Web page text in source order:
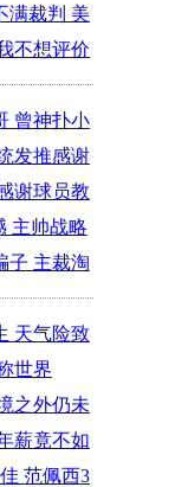
满裁判 美
不想评价
曾神扑小
发推感谢
谢球员教
主帅战略
子 主裁淘
天气险致
世界
之外仍未
薪竟不如
范佩西3